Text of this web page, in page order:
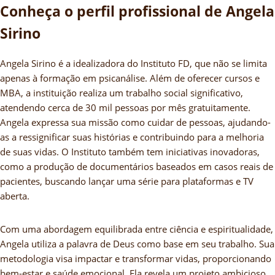
Conheça o perfil profissional de Angela
Sirino
Angela Sirino é a idealizadora do Instituto FD, que não se limita
apenas à formação em psicanálise. Além de oferecer cursos e
MBA, a instituição realiza um trabalho social significativo,
atendendo cerca de 30 mil pessoas por mês gratuitamente.
Angela expressa sua missão como cuidar de pessoas, ajudando-
as a ressignificar suas histórias e contribuindo para a melhoria
de suas vidas. O Instituto também tem iniciativas inovadoras,
como a produção de documentários baseados em casos reais de
pacientes, buscando lançar uma série para plataformas e TV
aberta.
Com uma abordagem equilibrada entre ciência e espiritualidade,
Angela utiliza a palavra de Deus como base em seu trabalho. Sua
metodologia visa impactar e transformar vidas, proporcionando